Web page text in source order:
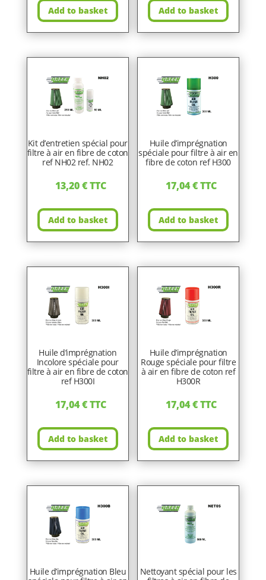
Add to basket Add to basket
Kit d’entretien spécial pour
filtre à air en fibre de coton
ref NH02 ref. NH02
13,20€TTC
Add to basket
Huile d’imprégnation
spéciale pour filtre à air en
fibre de coton ref H300
17,04€TTC
Add to basket
Huile d’imprégnation
Incolore spéciale pour
filtre à air en fibre de coton
ref H300I
17,04€TTC
Add to basket
Huile d’imprégnation
Rouge spéciale pour filtre
à air en fibre de coton ref
H300R
17,04€TTC
Add to basket
Huile d’imprégnation Bleu
Nettoyant spécial pour les